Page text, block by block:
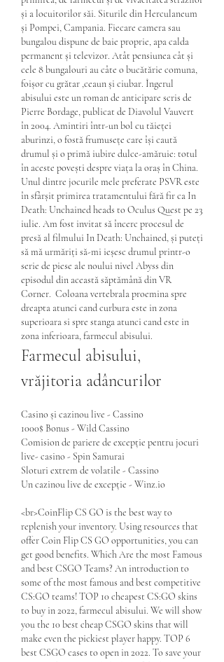
și a locuitorilor săi. Siturile din Herculaneum
și Pompei, Campania. Fiecare camera sau
bungalou dispune de baie proprie, apa calda
permanent și televizor. Atât pensiunea cât și
cele 8 bungalouri au câte o bucătărie comuna,
foișor cu grătar ,ceaun și ciubar. Îngerul
abisului este un roman de anticipare scris de
Pierre Bordage, publicat de Diavolul Vauvert
în 2004. Amintiri într-un bol cu tăieței
aburinzi, o fostă frumusețe care își caută
drumul și o primă iubire dulce-amăruie: totul
în aceste povești despre viața la oraș în China.
Unul dintre jocurile mele preferate PSVR este
în sfârșit primirea tratamentului fără fir ca In
Death: Unchained heads to Oculus Quest pe 23
iulie. Am fost invitat să încerc procesul de
presă al filmului In Death: Unchained, și puteți
să mă urmăriți să-mi ieșesc drumul printr-o
serie de piese ale noului nivel Abyss din
episodul din această săptămână din VR
Corner.  Coloana vertebrala proemina spre
dreapta atunci cand curbura este in zona
superioara si spre stanga atunci cand este in
zona inferioara, farmecul abisului.
Farmecul abisului,
vrăjitoria adâncurilor
Casino și cazinou live - Cassino
1000$ Bonus - Wild Cassino
Comision de pariere de excepție pentru jocuri
live- casino - Spin Samurai
Sloturi extrem de volatile - Cassino
Un cazinou live de excepție - Winz.io
<br>CoinFlip CS GO is the best way to
replenish your inventory. Using resources that
offer Coin Flip CS GO opportunities, you can
get good benefits. Which Are the most Famous
and best CSGO Teams? An introduction to
some of the most famous and best competitive
CS:GO teams! TOP 10 cheapest CS:GO skins
to buy in 2022, farmecul abisului. We will show
you the 10 best cheap CSGO skins that will
make even the pickiest player happy. TOP 6
best CSGO cases to open in 2022. To save your